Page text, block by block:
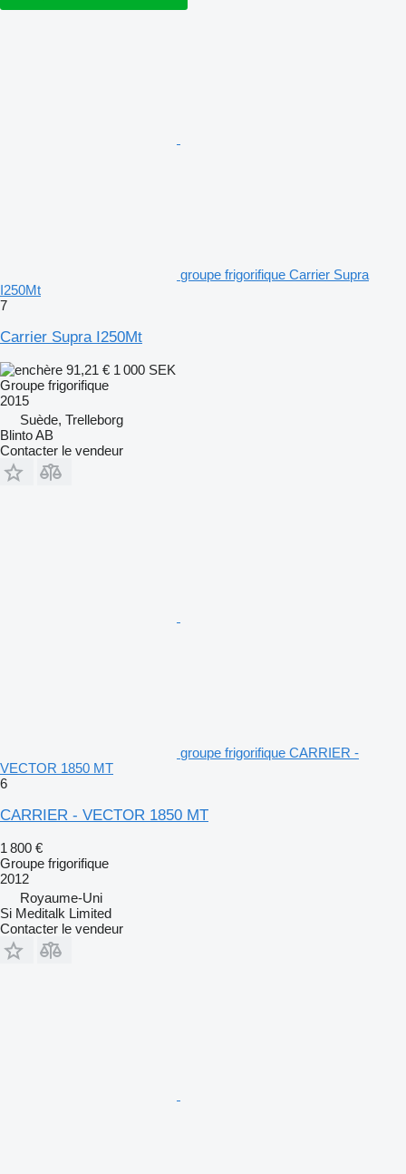
groupe frigorifique Carrier Supra
I250Mt
7
Carrier Supra I250Mt
91,21 € 1 000 SEK
Groupe frigorifique
2015
Suède, Trelleborg
Blinto AB
Contacter le vendeur
groupe frigorifique CARRIER -
VECTOR 1850 MT
6
CARRIER - VECTOR 1850 MT
1 800 €
Groupe frigorifique
2012
Royaume-Uni
Si Meditalk Limited
Contacter le vendeur